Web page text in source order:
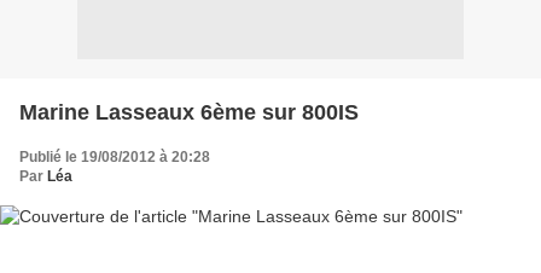
Marine Lasseaux 6ème sur 800IS
Publié le 19/08/2012 à 20:28
Par Léa